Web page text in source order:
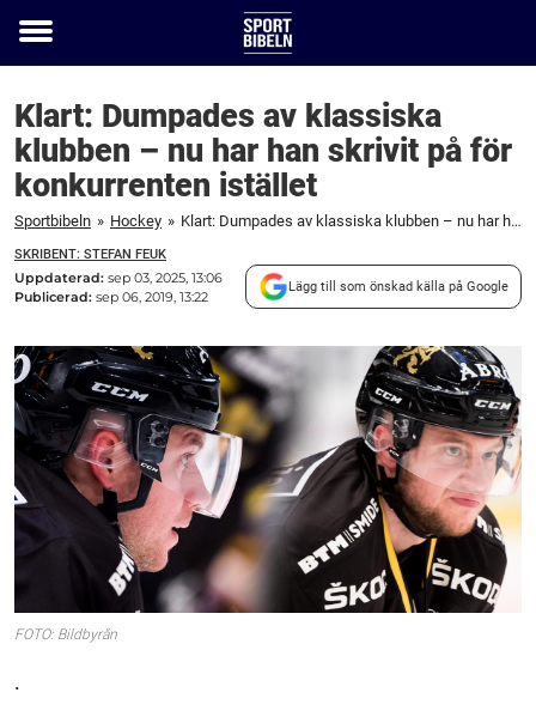
Toggle
Klart: Dumpades av klassiska
klubben – nu har han skrivit på för
konkurrenten istället
Sportbibeln » Hockey » Klart: Dumpades av klassiska klubben – nu har han skrivit på för konkurrenten istället
SKRIBENT: STEFAN FEUK
Uppdaterad: sep 03, 2025, 13:06
Publicerad: sep 06, 2019, 13:22
Lägg till som önskad källa på Google
FOTO: Bildbyrån
.